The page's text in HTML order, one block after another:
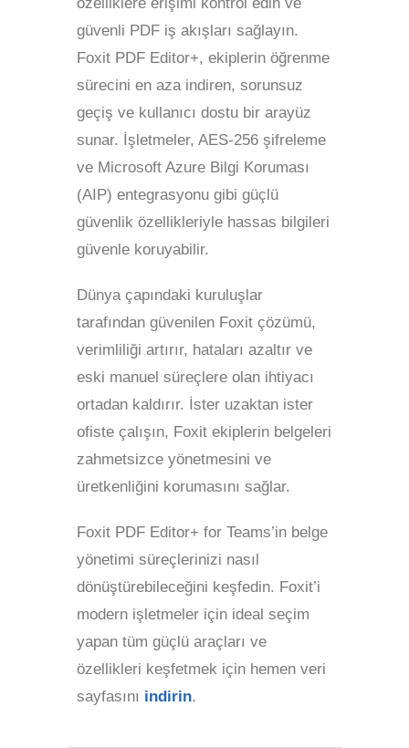
güvenli PDF iş akışları sağlayın.
Foxit PDF Editor+, ekiplerin öğrenme
sürecini en aza indiren, sorunsuz
geçiş ve kullanıcı dostu bir arayüz
sunar. İşletmeler, AES-256 şifreleme
ve Microsoft Azure Bilgi Koruması
(AIP) entegrasyonu gibi güçlü
güvenlik özellikleriyle hassas bilgileri
güvenle koruyabilir.
Dünya çapındaki kuruluşlar
tarafından güvenilen Foxit çözümü,
verimliliği artırır, hataları azaltır ve
eski manuel süreçlere olan ihtiyacı
ortadan kaldırır. İster uzaktan ister
ofiste çalışın, Foxit ekiplerin belgeleri
zahmetsizce yönetmesini ve
üretkenliğini korumasını sağlar.
Foxit PDF Editor+ for Teams’in belge
yönetimi süreçlerinizi nasıl
dönüştürebileceğini keşfedin. Foxit’i
modern işletmeler için ideal seçim
yapan tüm güçlü araçları ve
özellikleri keşfetmek için hemen veri
sayfasını indirin.